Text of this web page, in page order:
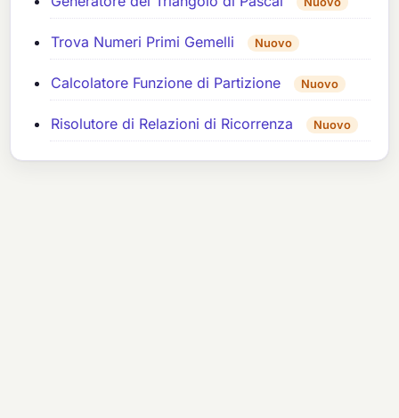
Trova Numeri Primi Gemelli Nuovo
Calcolatore Funzione di Partizione Nuovo
Risolutore di Relazioni di Ricorrenza Nuovo